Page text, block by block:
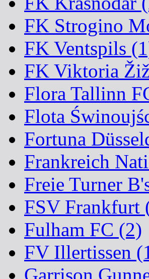
FK Strogino
FK Ventspils
FK Viktoria
Flora Tallinn
Flota
Fortuna
Frankreich
Freie Turner
FSV Frankfurt
Fulham FC (2)
FV Illertissen
Garrison